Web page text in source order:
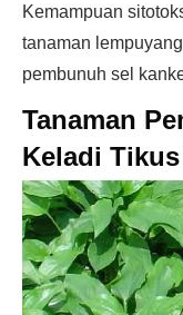
Kemampuan
tanaman
pembunuh sel
Tanaman
Keladi Tikus